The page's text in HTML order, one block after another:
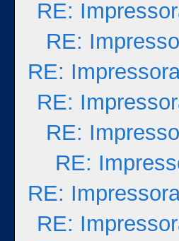
RE:
RE:
RE:
RE:
RE:
RE:
RE:
RE: